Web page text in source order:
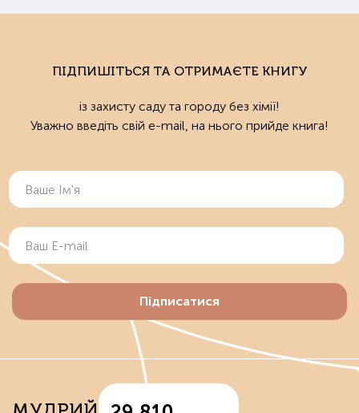
ПІДПИШІТЬСЯ ТА ОТРИМАЄТЕ КНИГУ
із захисту саду та городу без хімії!
Уважно введіть свій e-mail, на нього прийде книга!
Підписатися